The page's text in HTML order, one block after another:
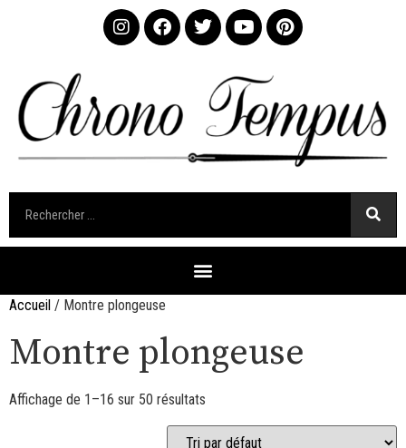
Accueil / Montre plongeuse
Montre plongeuse
Affichage de 1–16 sur 50 résultats